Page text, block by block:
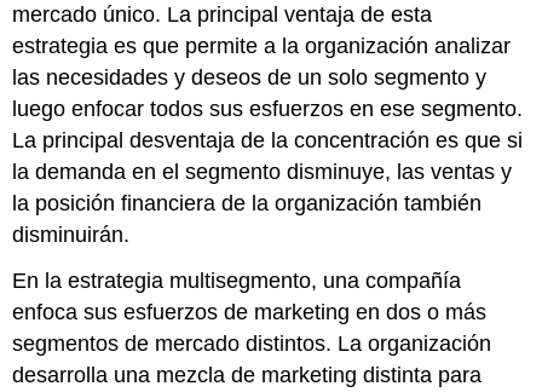
mercado único. La principal ventaja de esta
estrategia es que permite a la organización analizar
las necesidades y deseos de un solo segmento y
luego enfocar todos sus esfuerzos en ese segmento.
La principal desventaja de la concentración es que si
la demanda en el segmento disminuye, las ventas y
la posición financiera de la organización también
disminuirán.
En la estrategia multisegmento, una compañía
enfoca sus esfuerzos de marketing en dos o más
segmentos de mercado distintos. La organización
desarrolla una mezcla de marketing distinta para